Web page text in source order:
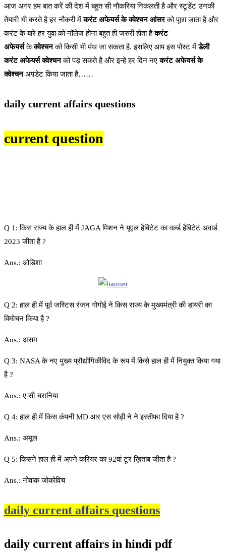
आज अगर हम बात करें की देश में बहुत सी नौकरिया निकलती है और स्टूडेंट उनकी
तैयारी भी करते है हर नौकरी मेंकरंट अफेयर्स के क्वेश्चन आंसरको पूछा जाता है और
करंट के बारे हर युवा को नॉलेज होना बहुत ही जरुरी होता हैकरंट
अफेयर्सकेक्वेश्चनको किसी भी मंथ जा सकता है. इसलिए आप इस पोस्ट मेंडेली
करंट अफेयर्स क्वेश्चनको पड़ सकते है और इन्हे हर दिन नएकरंट अफेयर्स के
क्वेश्चनअपडेट किया जाता है……
daily current affairs questions
current question
Q 1: किस राज्य के हाल ही में JAGA मिशन ने यूएल हैबिटेट का वर्ल्ड हैबिटेट अवार्ड
2023 जीता है ?
Ans.: ओडिशा
Q 2: हाल ही में पूर्व जस्टिस रंजन गोगोई ने किस राज्य के मुख्यमंत्री की डायरी का
विमोचन किया है ?
Ans.: असम
Q 3: NASA के नए मुख्य प्रौद्योगिकीविद के रूप में किसे हाल ही में नियुक्त किया गया
है ?
Ans.: ए सी चरानिया
Q 4: हाल ही में किस कंपनी MD आर एस सोढ़ी ने ने इस्तीफा दिया है ?
Ans.: अमूल
Q 5: किसने हाल ही में अपने करियर का 92वां टूर ख़िताब जीता है ?
Ans.: नोवाक जोकोविच
daily current affairs questions
daily current affairs in hindi pdf